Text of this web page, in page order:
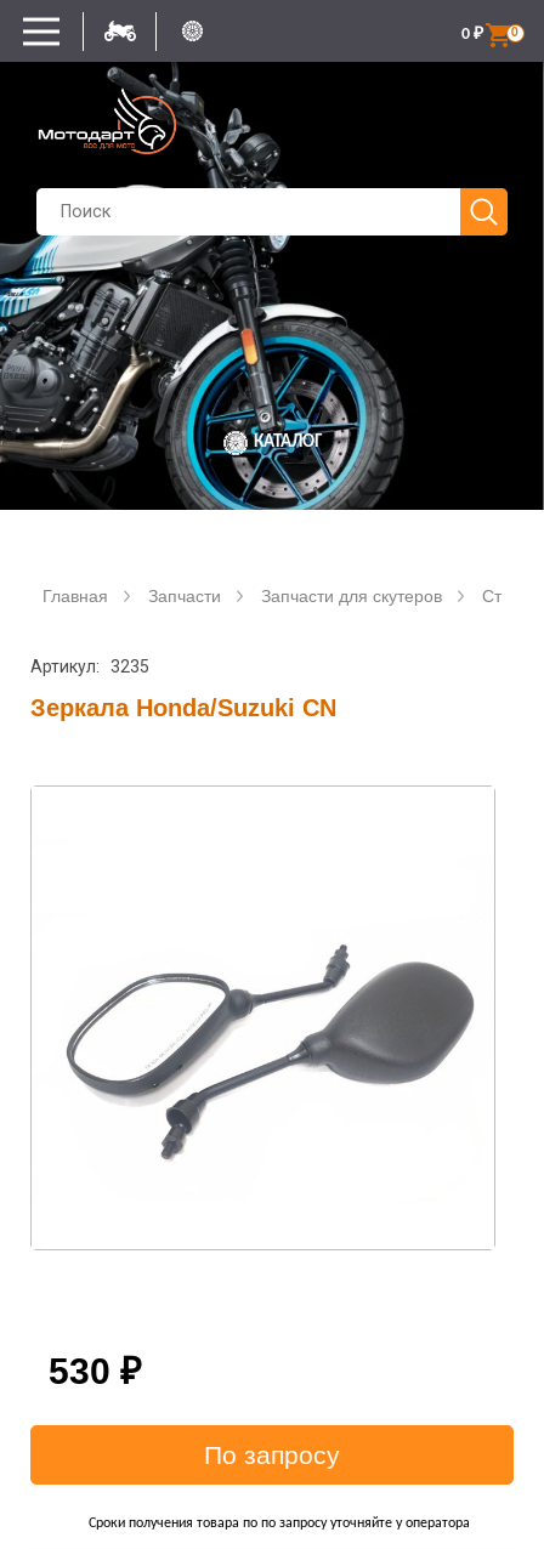
0
0 ₽
КАТАЛОГ
Главная Запчасти Запчасти для скутеров
Артикул: 3235
Зеркала Honda/Suzuki CN
530 ₽
Сроки получения товара по по запросу уточняйте у оператора